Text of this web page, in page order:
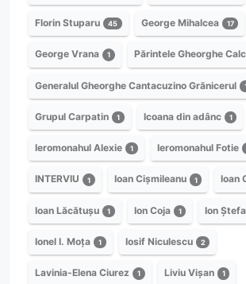
Florin Stuparu 45 George Mihalcea 17
George Vrana 1 Părintele Gheorghe
Generalul Gheorghe Cantacuzino Grănicerul
Grupul Carpatin 1 Icoana din adânc 1
Ieromonahul Alexie 1 Ieromonahul Fotie
INTERVIU 1 Ioan Cișmileanu 1 Ioan
Ioan Lăcătușu 1 Ion Coja 1 Ion
Ionel I. Moța 1 Iosif Niculescu 2
Lavinia-Elena Ciurez 1 Liviu Vișan 1